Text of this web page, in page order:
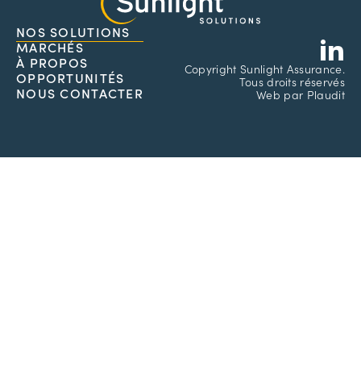
NOS SOLUTIONS
MARCHÉS
À PROPOS
OPPORTUNITÉS
NOUS CONTACTER
Copyright Sunlight Assurance.
Tous droits réservés
Web par Plaudit